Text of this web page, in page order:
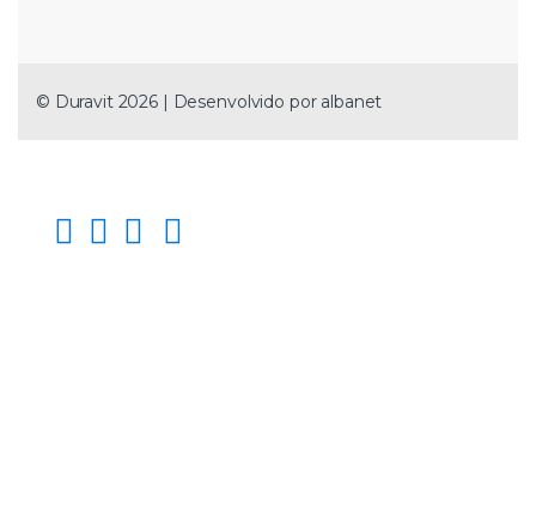
© Duravit 2026 | Desenvolvido por albanet